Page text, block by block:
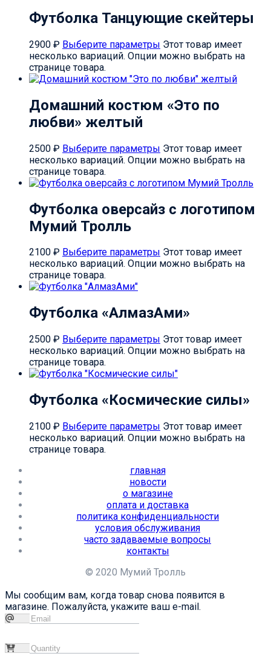
Футболка Танцующие скейтеры
2900 ₽ Выберите параметры Этот товар имеет
несколько вариаций. Опции можно выбрать на
странице товара.
Домашний костюм «Это по
любви» желтый
2500 ₽ Выберите параметры Этот товар имеет
несколько вариаций. Опции можно выбрать на
странице товара.
Футболка оверсайз с логотипом
Мумий Тролль
2100 ₽ Выберите параметры Этот товар имеет
несколько вариаций. Опции можно выбрать на
странице товара.
Футболка «АлмазАми»
2500 ₽ Выберите параметры Этот товар имеет
несколько вариаций. Опции можно выбрать на
странице товара.
Футболка «Космические силы»
2100 ₽ Выберите параметры Этот товар имеет
несколько вариаций. Опции можно выбрать на
странице товара.
главная
новости
о магазине
оплата и доставка
политика конфиденциальности
условия обслуживания
часто задаваемые вопросы
контакты
© 2020 Мумий Тролль
Мы сообщим вам, когда товар снова появится в
магазине. Пожалуйста, укажите ваш e-mail.